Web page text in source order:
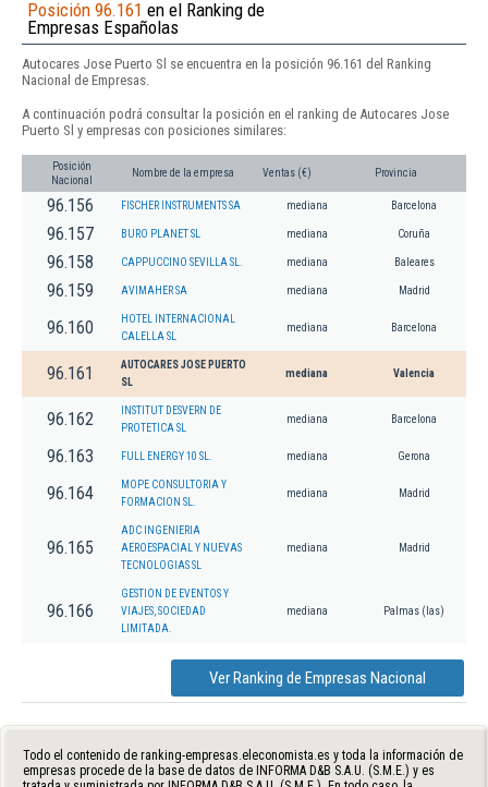
Posición 96.161 en el Ranking de
Empresas Españolas
Autocares Jose Puerto Sl se encuentra en la posición 96.161 del Ranking
Nacional de Empresas.
A continuación podrá consultar la posición en el ranking de Autocares Jose
Puerto Sl y empresas con posiciones similares:
Posición
Nacional
Nombre de la empresa Ventas (€) Provincia
96.156 FISCHER INSTRUMENTS SA mediana Barcelona
96.157 BURO PLANET SL mediana Coruña
96.158 CAPPUCCINO SEVILLA SL. mediana Baleares
96.159 AVIMAHER SA mediana Madrid
96.160
HOTEL INTERNACIONAL
CALELLA SL
mediana Barcelona
96.161
AUTOCARES JOSE PUERTO
SL
mediana Valencia
96.162
INSTITUT DESVERN DE
PROTETICA SL
mediana Barcelona
96.163 FULL ENERGY 10 SL. mediana Gerona
96.164
MOPE CONSULTORIA Y
FORMACION SL.
mediana Madrid
96.165
ADC INGENIERIA
AEROESPACIAL Y NUEVAS
TECNOLOGIAS SL
mediana Madrid
96.166
GESTION DE EVENTOS Y
VIAJES, SOCIEDAD
LIMITADA.
mediana Palmas (las)
Ver Ranking de Empresas Nacional
Todo el contenido de ranking-empresas.eleconomista.es y toda la información de
empresas procede de la base de datos de INFORMA D&B S.A.U. (S.M.E.) y es